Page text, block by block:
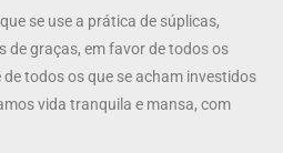
se use a prática de súplicas,
de graças, em favor de todos os
de todos os que se acham investidos
vida tranquila e mansa, com